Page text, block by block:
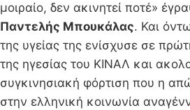
μοιραίο, δεν ακινητεί ποτέ»
Παντελής Μπουκάλας. Και
της υγείας της ενίσχυσε σε
της ηγεσίας του ΚΙΝΑΛ και
συγκινησιακή φόρτιση που η
στην ελληνική κοινωνία